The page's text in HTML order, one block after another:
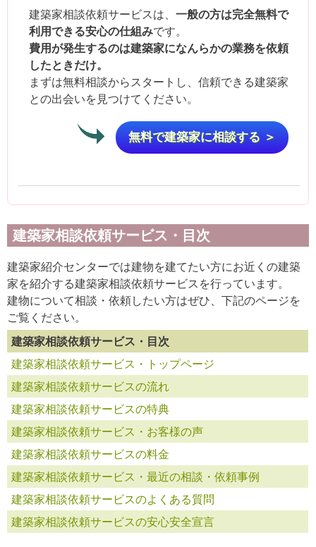
建築家相談依頼サービスは、 一般の方は完全無料で
利用できる安心の仕組みです。
費用が発生するのは建築家になんらかの業務を依頼
したときだけ。
まずは無料相談からスタートし、信頼できる建築家
との出会いを見つけてください。
無料で建築家に相談する ＞
建築家相談依頼サービス・目次
建築家紹介センターでは建物を建てたい方にお近くの建築
家を紹介する建築家相談依頼サービスを行っています。
建物について相談・依頼したい方はぜひ、下記のページを
ご覧ください。
建築家相談依頼サービス・目次
建築家相談依頼サービス・トップページ
建築家相談依頼サービスの流れ
建築家相談依頼サービスの特典
建築家相談依頼サービス・お客様の声
建築家相談依頼サービスの料金
建築家相談依頼サービス・最近の相談・依頼事例
建築家相談依頼サービスのよくある質問
建築家相談依頼サービスの安心安全宣言